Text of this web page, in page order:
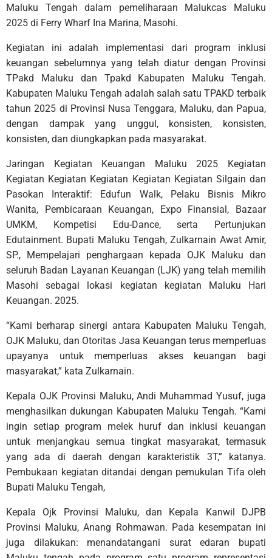
Maluku Tengah dalam pemeliharaan Malukcas Maluku
2025 di Ferry Wharf Ina Marina, Masohi.
Kegiatan ini adalah implementasi dari program inklusi
keuangan sebelumnya yang telah diatur dengan Provinsi
TPakd Maluku dan Tpakd Kabupaten Maluku Tengah.
Kabupaten Maluku Tengah adalah salah satu TPAKD terbaik
tahun 2025 di Provinsi Nusa Tenggara, Maluku, dan Papua,
dengan dampak yang unggul, konsisten, konsisten,
konsisten, dan diungkapkan pada masyarakat.
Jaringan Kegiatan Keuangan Maluku 2025 Kegiatan
Kegiatan Kegiatan Kegiatan Kegiatan Kegiatan Silgain dan
Pasokan Interaktif: Edufun Walk, Pelaku Bisnis Mikro
Wanita, Pembicaraan Keuangan, Expo Finansial, Bazaar
UMKM, Kompetisi Edu-Dance, serta Pertunjukan
Edutainment. Bupati Maluku Tengah, Zulkarnain Awat Amir,
SP., Mempelajari penghargaan kepada OJK Maluku dan
seluruh Badan Layanan Keuangan (LJK) yang telah memilih
Masohi sebagai lokasi kegiatan kegiatan Maluku Hari
Keuangan. 2025.
“Kami berharap sinergi antara Kabupaten Maluku Tengah,
OJK Maluku, dan Otoritas Jasa Keuangan terus memperluas
upayanya untuk memperluas akses keuangan bagi
masyarakat,” kata Zulkarnain.
Kepala OJK Provinsi Maluku, Andi Muhammad Yusuf, juga
menghasilkan dukungan Kabupaten Maluku Tengah. “Kami
ingin setiap program melek huruf dan inklusi keuangan
untuk menjangkau semua tingkat masyarakat, termasuk
yang ada di daerah dengan karakteristik 3T,” katanya.
Pembukaan kegiatan ditandai dengan pemukulan Tifa oleh
Bupati Maluku Tengah,
Kepala Ojk Provinsi Maluku, dan Kepala Kanwil DJPB
Provinsi Maluku, Anang Rohmawan. Pada kesempatan ini
juga dilakukan: menandatangani surat edaran bupati